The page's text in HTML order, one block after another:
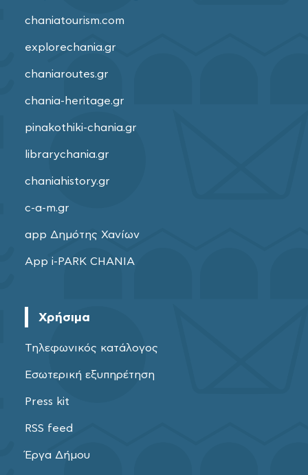
chaniatourism.com
explorechania.gr
chaniaroutes.gr
chania-heritage.gr
pinakothiki-chania.gr
librarychania.gr
chaniahistory.gr
c-a-m.gr
app Δημότης Χανίων
App i-PARK CHANIA
Χρήσιμα
Τηλεφωνικός κατάλογος
Εσωτερική εξυπηρέτηση
Press kit
RSS feed
Έργα Δήμου